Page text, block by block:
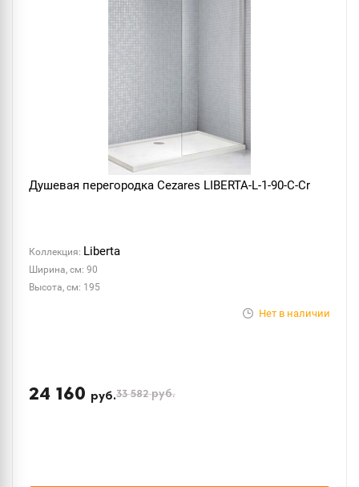
Душевая перегородка Cezares LIBERTA-L-1-90-C-Cr
Коллекция: Liberta
Ширина, см: 90
Высота, см: 195
Нет в наличии
24 160 руб.33 582руб.